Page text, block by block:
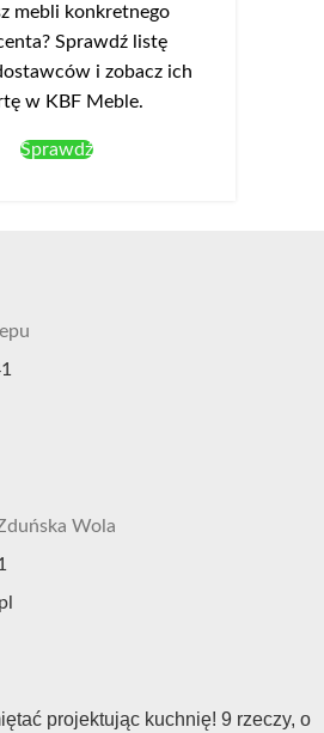
mebli konkretnego
Sprawdź listę
i zobacz ich
w KBF Meble.
Sprawdź
Wola
projektując kuchnię! 9 rzeczy, o